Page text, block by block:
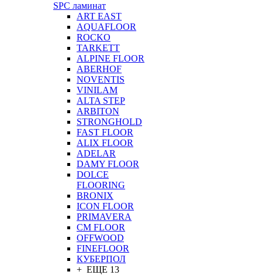
SPC ламинат
ART EAST
AQUAFLOOR
ROCKO
TARKETT
ALPINE FLOOR
ABERHOF
NOVENTIS
VINILAM
ALTA STEP
ARBITON
STRONGHOLD
FAST FLOOR
ALIX FLOOR
ADELAR
DAMY FLOOR
DOLCE
FLOORING
BRONIX
ICON FLOOR
PRIMAVERA
CM FLOOR
OFFWOOD
FINEFLOOR
КУБЕРПОЛ
+ ЕЩЕ 13